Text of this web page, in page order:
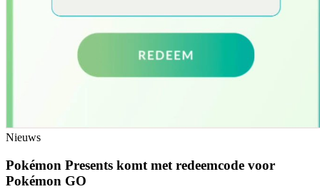
Nieuws
Pokémon Presents komt met redeemcode voor
Pokémon GO